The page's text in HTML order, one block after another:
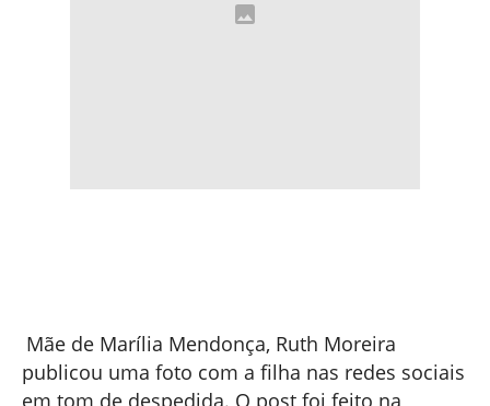
Mãe de Marília Mendonça, Ruth Moreira
publicou uma foto com a filha nas redes sociais
em tom de despedida. O post foi feito na